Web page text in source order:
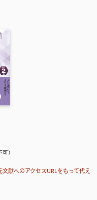
）
献へのアクセスURLをもって代え